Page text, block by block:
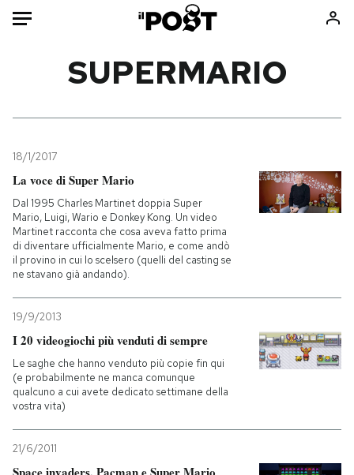
Mondo
Politica
Tecnologia
Internet
Scienza
Cultura
Sport
Consumismi
Storie/Idee
Ok Boomer!
Media
Europa
PODCAST
SUPERMARIO
18/1/2017
La voce di Super Mario
Dal 1995 Charles Martinet doppia Super
Mario, Luigi, Wario e Donkey Kong. Un video
Martinet racconta che cosa aveva fatto prima
di diventare ufficialmente Mario, e come andò
il provino in cui lo scelsero (quelli del casting se
ne stavano già andando).
19/9/2013
I 20 videogiochi più venduti di sempre
Le saghe che hanno venduto più copie fin qui
(e probabilmente ne manca comunque
qualcuno a cui avete dedicato settimane della
vostra vita)
21/6/2011